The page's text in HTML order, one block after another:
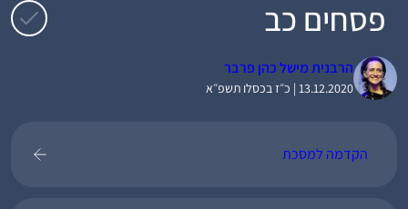
פסחים כב
הרבנית מישל כהן פרבר
13.12.2020 | כ״ז בכסלו תשפ״א
הקדמה למסכת